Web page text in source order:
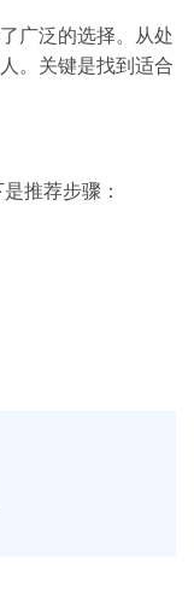
广泛的选择。从处
。关键是找到适合
推荐步骤：